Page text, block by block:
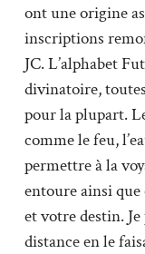
ont une origine
inscriptions
JC. L’alphabet
divinatoire,
pour la plupart.
comme le feu,
permettre à la
entoure ainsi que
et votre destin.
distance en le